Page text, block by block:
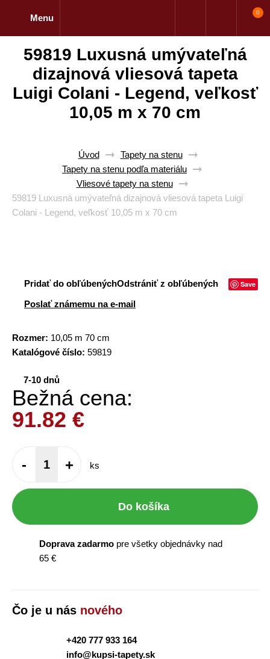
Menu
0
59819 Luxusná umývateľná
dizajnová vliesová tapeta
Luigi Colani - Legend, veľkosť
10,05 m x 70 cm
Úvod
Tapety na stenu
Tapety na stenu podľa materiálu
Vliesové tapety na stenu
59819 Luxusná umývateľná dizajnová vliesová tapeta Luigi
Colani - Legend, veľkosť 10,05 m x 70 cm
Pridať do obľúbenýchOdstrániť z obľúbených Save
Poslať známemu na e-mail
Rozmer: 10,05 m 70 cm
Katalógové číslo: 59819
7-10 dnů
Bežná cena:
91.82 €
- + ks
Do košíka
Doprava zadarmo pre všetky objednávky nad
65 €
Čo je u nás nového
+420 777 933 164
info@kupsi-tapety.sk